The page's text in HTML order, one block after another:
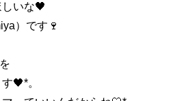
いな🖤
）です🍷
🖤*。